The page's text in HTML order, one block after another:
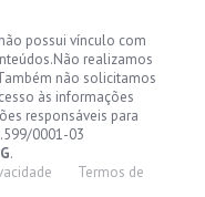
possui vínculo com
realizamos
não solicitamos
às informações
responsáveis para
0001-03
.
Termos de